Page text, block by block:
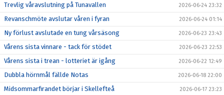
Trevlig våravslutning på Tunavallen 2026-06-24 23:32
Revanschmöte avslutar våren i fyran 2026-06-24 01:14
Ny förlust avslutade en tung vårsäsong 2026-06-23 23:43
Vårens sista vinnare - tack för stödet 2026-06-23 22:53
Vårens sista i trean - lotteriet är igång 2026-06-22 12:49
Dubbla hörnmål fällde Notas 2026-06-18 22:00
Midsommarfirandet börjar i Skellefteå 2026-06-17 23:23